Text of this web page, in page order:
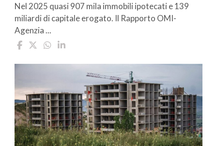
Nel 2025 quasi 907 mila immobili ipotecati e 139
miliardi di capitale erogato. Il Rapporto OMI-
Agenzia ...